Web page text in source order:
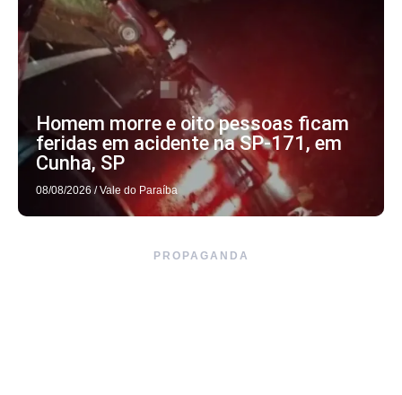
Homem morre e oito pessoas ficam
feridas em acidente na SP-171, em
Cunha, SP
08/08/2026 / Vale do Paraíba
PROPAGANDA